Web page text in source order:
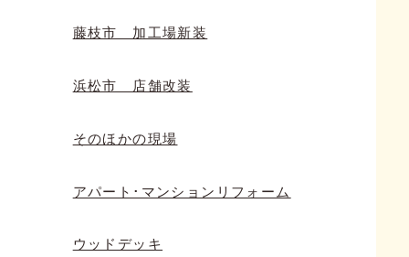
藤枝市 加工場新装
浜松市 店舗改装
そのほかの現場
アパート･マンションリフォーム
ウッドデッキ